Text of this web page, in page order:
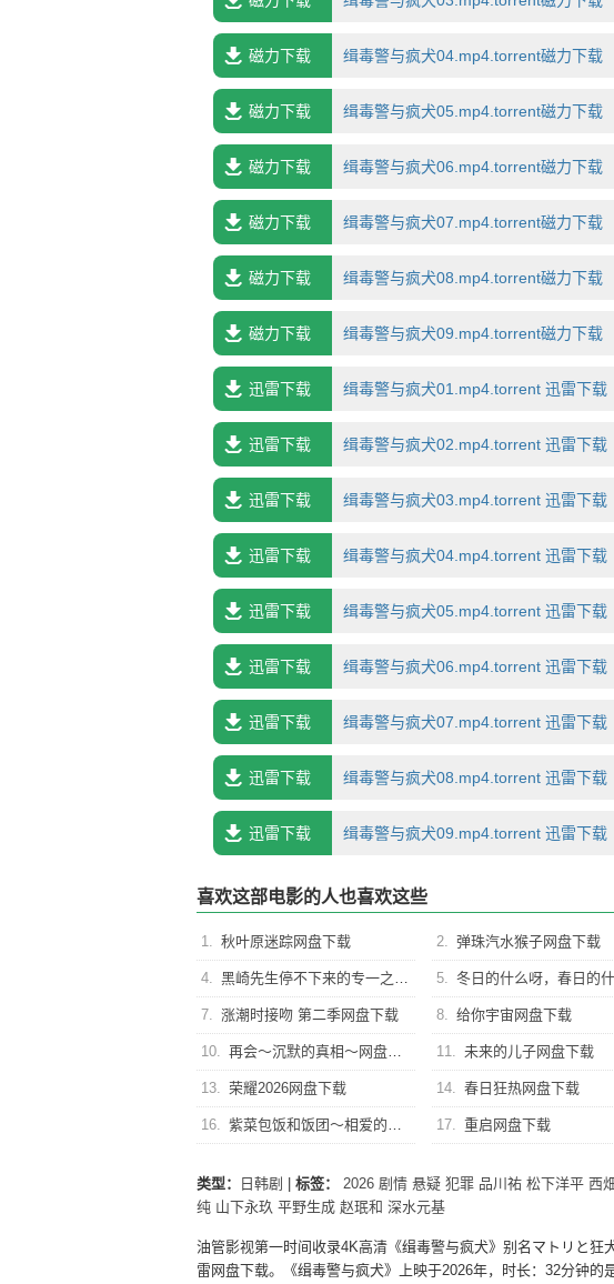
磁力下载 缉毒警与疯犬04.mp4.torrent磁力下载
磁力下载 缉毒警与疯犬05.mp4.torrent磁力下载
磁力下载 缉毒警与疯犬06.mp4.torrent磁力下载
磁力下载 缉毒警与疯犬07.mp4.torrent磁力下载
磁力下载 缉毒警与疯犬08.mp4.torrent磁力下载
磁力下载 缉毒警与疯犬09.mp4.torrent磁力下载
迅雷下载 缉毒警与疯犬01.mp4.torrent 迅雷下载
迅雷下载 缉毒警与疯犬02.mp4.torrent 迅雷下载
迅雷下载 缉毒警与疯犬03.mp4.torrent 迅雷下载
迅雷下载 缉毒警与疯犬04.mp4.torrent 迅雷下载
迅雷下载 缉毒警与疯犬05.mp4.torrent 迅雷下载
迅雷下载 缉毒警与疯犬06.mp4.torrent 迅雷下载
迅雷下载 缉毒警与疯犬07.mp4.torrent 迅雷下载
迅雷下载 缉毒警与疯犬08.mp4.torrent 迅雷下载
迅雷下载 缉毒警与疯犬09.mp4.torrent 迅雷下载
喜欢这部电影的人也喜欢这些
1. 秋叶原迷踪网盘下载 2. 弹珠汽水猴子网盘下载
4. 黑崎先生停不下来的专一之爱网盘下载 5. 冬日的什么呀，春日的什么呢网盘
7. 涨潮时接吻 第二季网盘下载 8. 给你宇宙网盘下载
10. 再会～沉默的真相～网盘下载 11. 未来的儿子网盘下载
13. 荣耀2026网盘下载 14. 春日狂热网盘下载
16. 紫菜包饭和饭团～相爱的两个人相似又不一样～网盘下载 17. 重启网盘下载
类型： 日韩剧 标签： 2026 剧情 悬疑 犯罪 品川祐 松下洋平 西
纯 山下永玖 平野生成 赵珉和 深水元基
油管影视第一时间收录4K高清《缉毒警与疯犬》别名マトリと
雷网盘下载。《缉毒警与疯犬》上映于2026年，时长：32分钟的